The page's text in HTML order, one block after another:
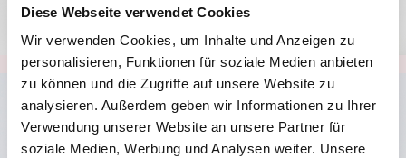
Diese Webseite verwendet Cookies
Wir verwenden Cookies, um Inhalte und Anzeigen zu
personalisieren, Funktionen für soziale Medien anbieten
zu können und die Zugriffe auf unsere Website zu
analysieren. Außerdem geben wir Informationen zu Ihrer
Verwendung unserer Website an unsere Partner für
soziale Medien, Werbung und Analysen weiter. Unsere